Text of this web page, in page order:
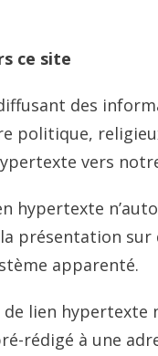
ce site
des
politique,
vers
hypertexte
présentation
apparenté.
de lien
rédigé à une